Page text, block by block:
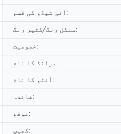
آئی شیڈو کی قسم:
سنگل رنگ/کثیر رنگ:
خصوصیت:
برانڈ کا نام:
آئٹم کا نام:
فائدہ:
موقع:
کھیپ: